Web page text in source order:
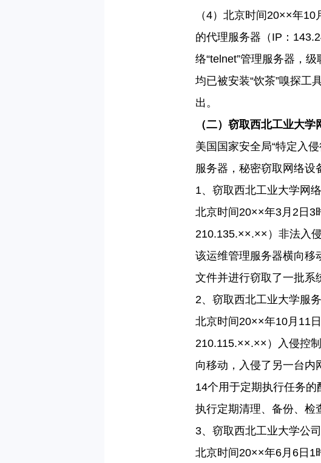
（4）北京时间20××年10
的代理服务器（ IP ：
络“telnet”管理服务器，
均已被安装“饮茶”嗅探工
出。
（二）窃取西北工业大
美国国家安全局“特定入
服务器，秘密窃取网络设
1、窃取西北工业大学网
北京时间20××年3月 2 日 3
210.135.××.××）非法入
该运维管理服务器横向移
文件并进行窃取了一批系
2、窃取西北工业大学服
北京时间20××年10月 11 日
210.115.××.××）入侵控
向移动，入侵了另一台内
14个用于定期执行任务
执行定期清理、备份、检
3、窃取西北工业大学公
北京时间20××年6月 6 日 1